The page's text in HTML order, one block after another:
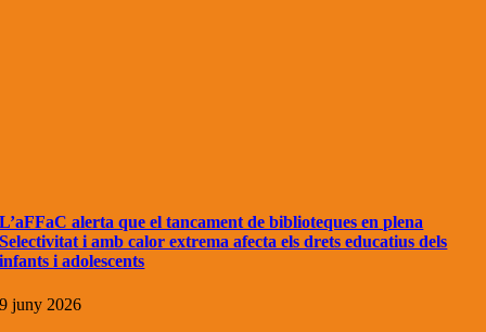
L’aFFaC alerta que el tancament de biblioteques en plena
Selectivitat i amb calor extrema afecta els drets educatius dels
infants i adolescents
9 juny 2026